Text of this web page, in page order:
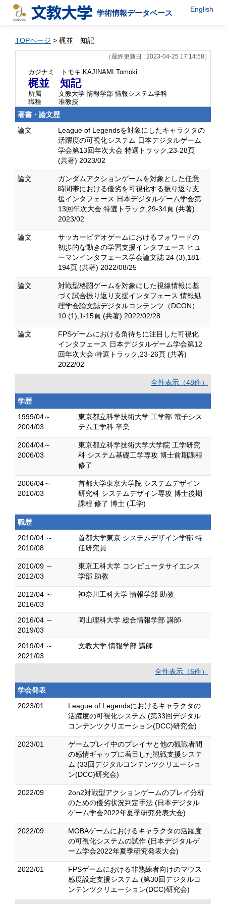
学術情報データベース English
TOPページ > 梶並 知記
（最終更新日 : 2023-04-25 17:14:58）
カジナミ トモキ KAJINAMI Tomoki
梶並 知記
所属
文教大学 情報学部 情報システム学科
職種
准教授
著書・論文歴
論文
League of Legendsを対象にしたキャラクタの
活躍度の可視化システム 日本デジタルゲーム
学会第13回年次大会 特選トラック,23-28頁
(共著) 2023/02
論文
ガンダムアクションゲームを対象とした任意
時間帯における優劣を可視化する振り返り支
援インタフェース 日本デジタルゲーム学会第
13回年次大会 特選トラック,29-34頁 (共著)
2023/02
論文
サッカービデオゲームにおけるフォワードの
初歩的な動きの学習支援インタフェース ヒュ
ーマンインタフェース学会論文誌 24 (3),181-
194頁 (共著) 2022/08/25
論文
対戦型格闘ゲームを対象にした視線情報に基
づく試合振り返り支援インタフェース 情報処
理学会論文誌デジタルコンテンツ（DCON）
10 (1),1-15頁 (共著) 2022/02/28
論文
FPSゲームにおける角待ちに注目した可視化
インタフェース 日本デジタルゲーム学会第12
回年次大会 特選トラック,23-26頁 (共著)
2022/02
全件表示（48件）
学歴
1999/04～
2004/03
東京都立科学技術大学 工学部 電子シス
テム工学科 卒業
2004/04～
2006/03
東京都立科学技術大学大学院 工学研究
科 システム基礎工学専攻 博士前期課程
修了
2006/04～
2010/03
首都大学東京大学院 システムデザイン
研究科 システムデザイン専攻 博士後期
課程 修了 博士 (工学)
職歴
2010/04 ～
2010/08
首都大学東京 システムデザイン学部 特
任研究員
2010/09 ～
2012/03
東京工科大学 コンピュータサイエンス
学部 助教
2012/04 ～
2016/03
神奈川工科大学 情報学部 助教
2016/04 ～
2019/03
岡山理科大学 総合情報学部 講師
2019/04 ～
2021/03
文教大学 情報学部 講師
全件表示（6件）
学会発表
2023/01
League of Legendsにおけるキャラクタの
活躍度の可視化システム (第33回デジタル
コンテンツクリエーション(DCC)研究会)
2023/01
ゲームプレイ中のプレイヤと他の観戦者間
の感情ギャップに着目した観戦支援システ
ム (33回デジタルコンテンツクリエーショ
ン(DCC)研究会)
2022/09
2on2対戦型アクションゲームのプレイ分析
のための優劣状況判定手法 (日本デジタル
ゲーム学会2022年夏季研究発表大会)
2022/09
MOBAゲームにおけるキャラクタの活躍度
の可視化システムの試作 (日本デジタルゲ
ーム学会2022年夏季研究発表大会)
2022/01
FPSゲームにおける非熟練者向けのマウス
感度設定支援システム (第30回デジタルコ
ンテンツクリエーション(DCC)研究会)